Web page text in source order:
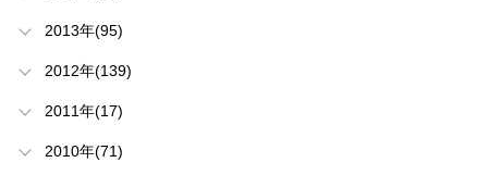
2013年(95)
2012年(139)
2011年(17)
2010年(71)